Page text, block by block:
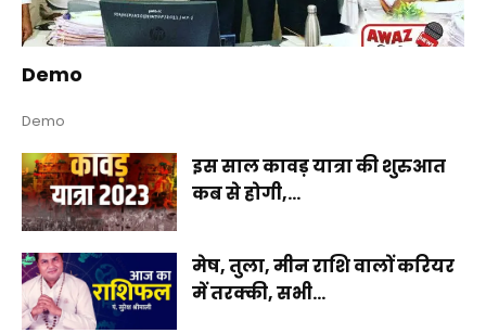
Demo
Demo
इस साल कावड़ यात्रा की शुरुआत
कब से होगी,...
मेष, तुला, मीन राशि वालों करियर
में तरक्की, सभी...